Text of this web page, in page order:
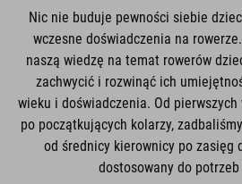
Nic nie buduje pewności siebie
wczesne doświadczenia na
naszą wiedzę na temat rowerów
zachwycić i rozwinąć ich
wieku i doświadczenia. Od pierwszych
po początkujących kolarzy,
od średnicy kierownicy po zasięg
dostosowany do potrzeb